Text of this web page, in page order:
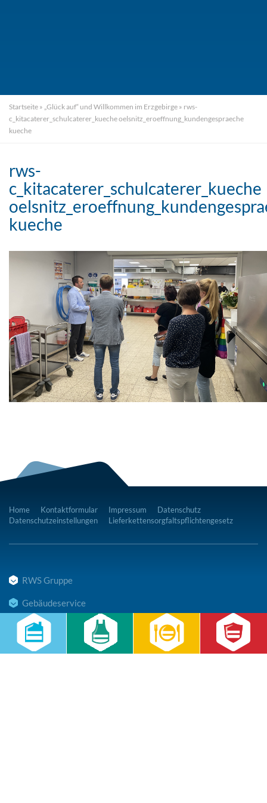
Startseite » „Glück auf“ und Willkommen im Erzgebirge » rws-
c_kitacaterer_schulcaterer_kueche oelsnitz_eroeffnung_kundengespraeche
kueche
rws-
c_kitacaterer_schulcaterer_kueche
kueche
Home Kontaktformular Impressum
Datenschutz
Datenschutzeinstellungen
Lieferkettensorgfaltspflichtengesetz
RWS Gruppe
Gebäudeservice
Hauswirtschaft
Cateringservice